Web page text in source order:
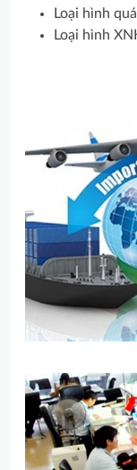
Loại hình
Loại hình